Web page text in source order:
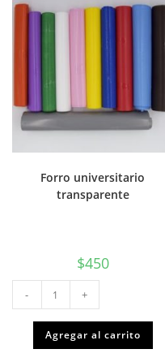
Forro universitario
transparente
$450
Forro
universitario
transparente
cantidad
- +
Agregar al carrito